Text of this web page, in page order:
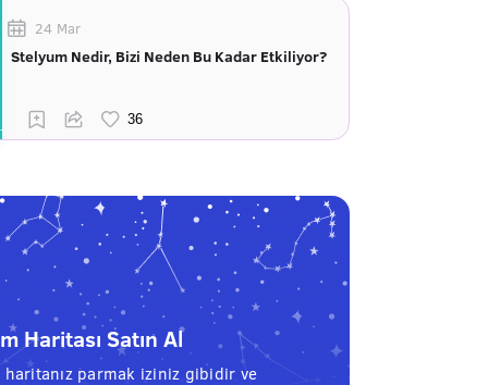
24 Mar
Stelyum Nedir, Bizi Neden Bu Kadar Etkiliyor?
Haritası Satın Al
haritanız parmak iziniz gibidir ve